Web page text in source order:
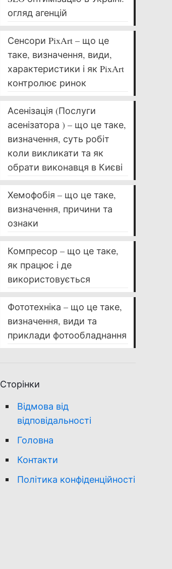
огляд агенцій
Сенсори PixArt – що це
таке, визначення, види,
характеристики і як PixArt
контролює ринок
Асенізація (Послуги
асенізатора ) – що це таке,
визначення, суть робіт
коли викликати та як
обрати виконавця в Києві
Хемофобія – що це таке,
визначення, причини та
ознаки
Компресор – що це таке,
як працює і де
використовується
Фототехніка – що це таке,
визначення, види та
приклади фотообладнання
Сторінки
Відмова від
відповідальності
Головна
Контакти
Політика конфіденційності